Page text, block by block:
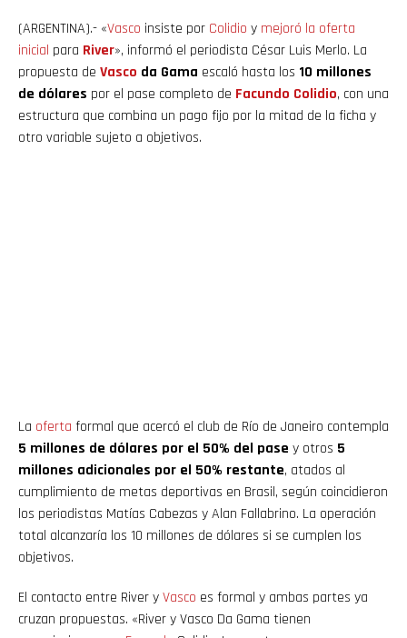
(ARGENTINA).- «Vasco insiste por Colidio y mejoró la oferta
inicial para River», informó el periodista César Luis Merlo. La
propuesta de Vasco da Gama escaló hasta los 10 millones
de dólares por el pase completo de Facundo Colidio, con una
estructura que combina un pago fijo por la mitad de la ficha y
otro variable sujeto a objetivos.
La oferta formal que acercó el club de Río de Janeiro contempla
5 millones de dólares por el 50% del pase y otros 5
millones adicionales por el 50% restante, atados al
cumplimiento de metas deportivas en Brasil, según coincidieron
los periodistas Matías Cabezas y Alan Fallabrino. La operación
total alcanzaría los 10 millones de dólares si se cumplen los
objetivos.
El contacto entre River yVasco es formal y ambas partes ya
cruzan propuestas. «River y Vasco Da Gama tienen